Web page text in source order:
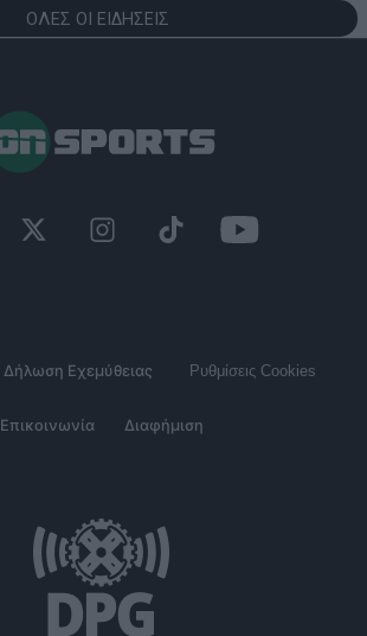
ΟΛΕΣ ΟΙ ΕΙΔΗΣΕΙΣ
Δήλωση Εχεμύθειας Ρυθμίσεις Cookies
Επικοινωνία Διαφήμιση